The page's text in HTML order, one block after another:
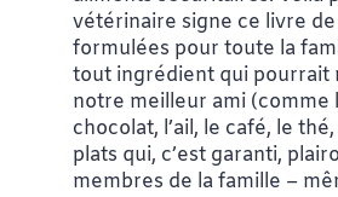
vétérinaire signe ce livre
formulées pour toute la
tout ingrédient qui pourrait
notre meilleur ami (comme
chocolat, l’ail, le café, le
plats qui, c’est garanti,
membres de la famille –